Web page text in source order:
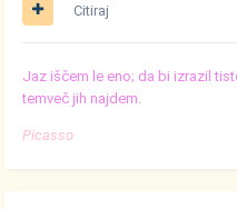
Citiraj
Jaz iščem le eno; da bi izrazil
temveč jih najdem.
Picasso